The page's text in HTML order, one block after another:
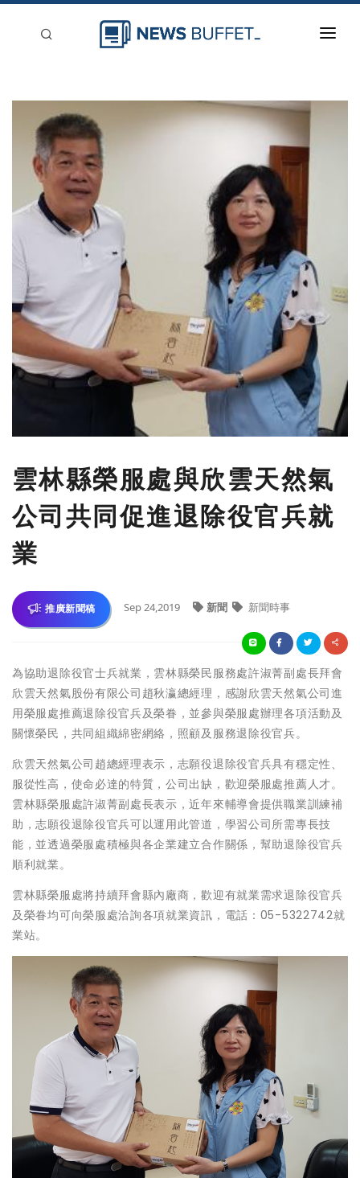
登入
刊登
​雲林縣榮服處與欣雲天然氣
公司共同促進退除役官兵就
業
推廣新聞稿 Sep 24,2019 新聞 新聞時事
為協助退除役官士兵就業，雲林縣榮民服務處許淑菁副處長拜會
欣雲天然氣股份有限公司趙秋瀛總經理，感謝欣雲天然氣公司進
用榮服處推薦退除役官兵及榮眷，並參與榮服處辦理各項活動及
關懷榮民，共同組織綿密網絡，照顧及服務退除役官兵。
欣雲天然氣公司趙總經理表示，志願役退除役官兵具有穩定性、
服從性高，使命必達的特質，公司出缺，歡迎榮服處推薦人才。
雲林縣榮服處許淑菁副處長表示，近年來輔導會提供職業訓練補
助，志願役退除役官兵可以運用此管道，學習公司所需專長技
能，並透過榮服處積極與各企業建立合作關係，幫助退除役官兵
順利就業。
雲林縣榮服處將持續拜會縣內廠商，歡迎有就業需求退除役官兵
及榮眷均可向榮服處洽詢各項就業資訊，電話：05-5322742就
業站。